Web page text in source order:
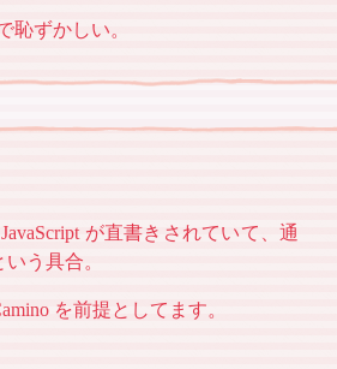
恥ずかしい。
が直書きされていて、通
う具合。
を前提としてます。